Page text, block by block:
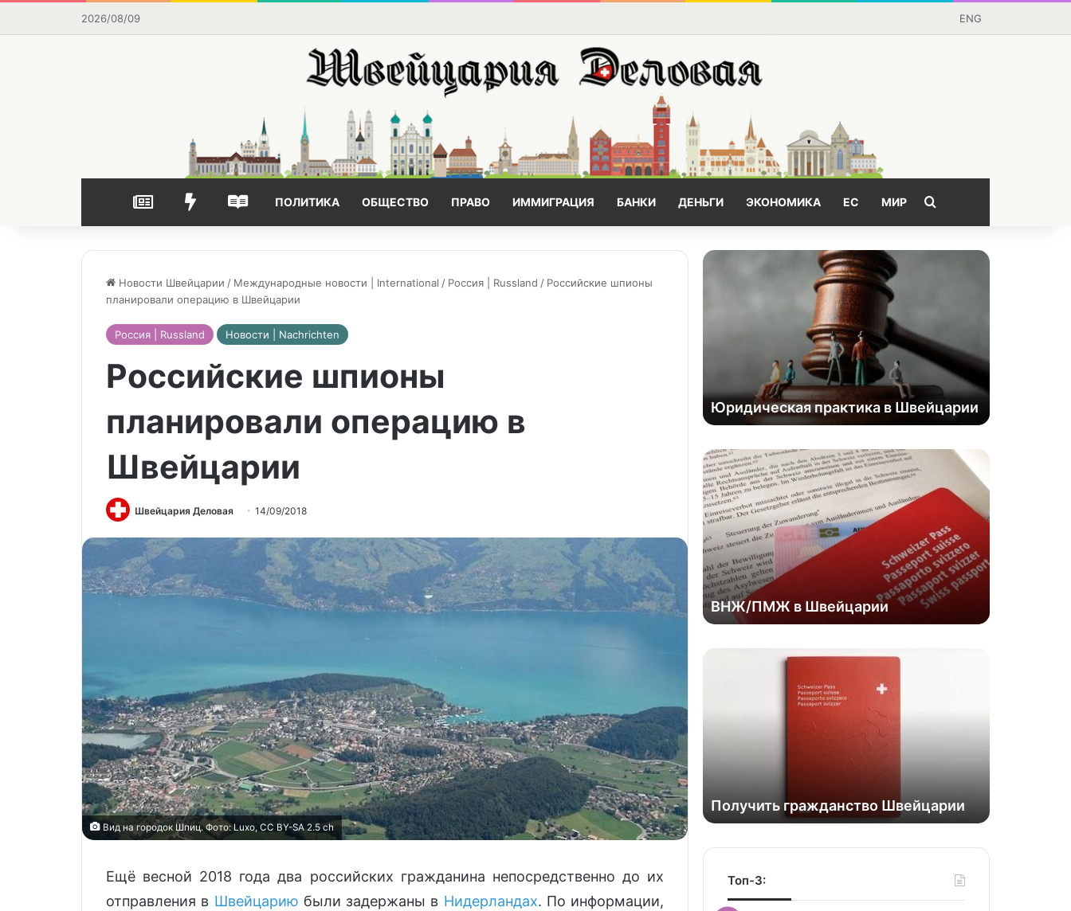
2026/08/09 ENG
НОВОСТИВЫБОР РЕДАКЦИИЧАСТО ЧИТАЕМОЕ
ПОЛИТИКА ОБЩЕСТВО ПРАВО ИММИГРАЦИЯ БАНКИ ДЕНЬГИ ЭКОНОМИКА ЕС МИР Поищем?
Новости Швейцарии / Международные новости | International / Россия | Russland / Российские шпионы
планировали операцию в Швейцарии
Россия | Russland Новости | Nachrichten
Российские шпионы
планировали операцию в
Швейцарии
Швейцария Деловая 14/09/2018
Вид на городок Шпиц. Фото: Luxo, CC BY-SA 2.5 ch
Ещё весной 2018 года два российских гражданина непосредственно до их
отправления в Швейцарию были задержаны в Нидерландах. По информации,
Юридическая практика в Швейцарии
ВНЖ/ПМЖ в Швейцарии
Получить гражданство Швейцарии
Топ-3: